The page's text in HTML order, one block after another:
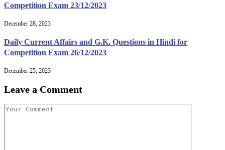
Competition Exam 23/12/2023
December 28, 2023
Daily Current Affairs and G.K. Questions in Hindi for
Competition Exam 26/12/2023
December 25, 2023
Leave a Comment